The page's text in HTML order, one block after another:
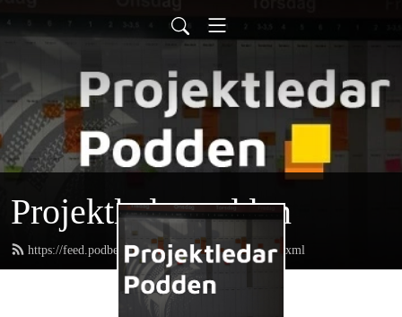
Projektledarpodden
https://feed.podbean.com/projektledarpodden/feed.xml